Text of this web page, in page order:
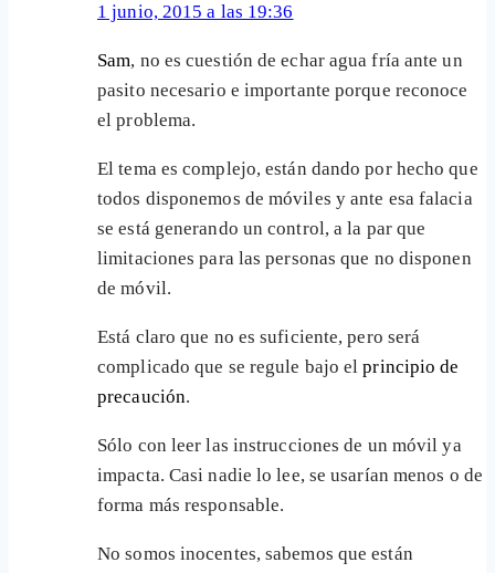
1 junio, 2015 a las 19:36
Sam, no es cuestión de echar agua fría ante un
pasito necesario e importante porque reconoce
el problema.
El tema es complejo, están dando por hecho que
todos disponemos de móviles y ante esa falacia
se está generando un control, a la par que
limitaciones para las personas que no disponen
de móvil.
Está claro que no es suficiente, pero será
complicado que se regule bajo elprincipio de
precaución.
Sólo con leer las instrucciones de un móvil ya
impacta. Casi nadie lo lee, se usarían menos o de
forma más responsable.
No somos inocentes, sabemos que están